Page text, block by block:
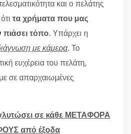
και ο πελάτης
τα χρήματα που μας
πιάσει τόπο. Υπάρχει η
με κάμερα. Το
ευχέρεια του πελάτη,
σε απαρχαιωμένες
σε κάθε ΜΕΤΑΦΟΡΑ
από έξοδα